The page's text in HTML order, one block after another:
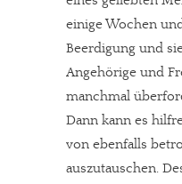
einige Wochen
Beerdigung und
Angehörige und
manchmal
Dann kann es
von ebenfalls
auszutauschen.